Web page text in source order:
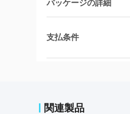
パッケージの詳細
支払条件
関連製品